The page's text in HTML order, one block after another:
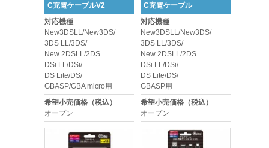
C充電ケーブルV2
対応機種
New3DSLL/New3DS/
3DS LL/3DS/
New 2DSLL/2DS
DSi LL/DSi/
DS Lite/DS/
GBASP/GBA micro用
希望小売価格（税込）
オープン
C充電ケーブル
対応機種
New3DSLL/New3DS/
3DS LL/3DS/
New 2DSLL/2DS
DSi LL/DSi/
DS Lite/DS/
GBASP用
希望小売価格（税込）
オープン